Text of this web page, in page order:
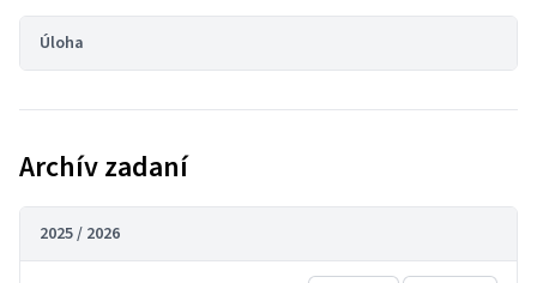
Úloha
Archív zadaní
2025 / 2026